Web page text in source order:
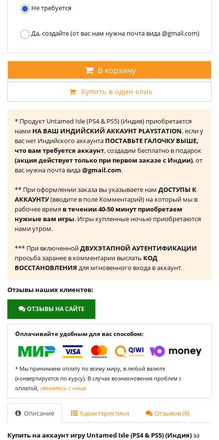
Не требуется
Да, создайте (от вас нам нужна почта вида @gmail.com)
В корзину
Купить в один клик
* Продукт Untamed Isle (PS4 & PS5) (Индия) приобретается
нами НА ВАШ ИНДИЙСКИЙ АККАУНТ PLAYSTATION, если у
вас нет Индийского аккаунта ПОСТАВЬТЕ ГАЛОЧКУ ВЫШЕ,
что вам требуется аккаунт, создадим бесплатно в подарок
(акция действует только при первом заказе с Индии), от
вас нужна почта вида@gmail.com.
** При оформлении заказа вы указываете нам ДОСТУПЫ К
АККАУНТУ(вводите в поле Комментарий) на который мы в
рабочее время в течении 40-50 минут приобретаем
нужные вам игры. Игры купленные ночью приобретаются
нами утром.
*** При включеннойДВУХЭТАПНОЙ АУТЕНТИФИКАЦИИ
просьба заранее в комментарии выслать КОД
ВОССТАНОВЛЕНИЯ для мгновенного входа в аккаунт.
Отзывы наших клиентов:
ОТЗЫВЫ НА САЙТЕ
Оплачивайте удобным для вас способом:
* Мы принимаем оплату по всему миру, в любой валюте
(конвертируется по курсу). В случае возникновения проблем с
оплатой, свяжитесь с нами.
Описание Характеристики Отзывов (0)
Купить на аккаунт игру Untamed Isle (PS4 & PS5) (Индия)за